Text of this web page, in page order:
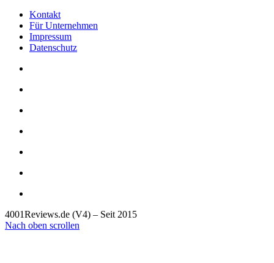
Kontakt
Für Unternehmen
Impressum
Datenschutz
4001Reviews.de (V4) – Seit 2015
Nach oben scrollen